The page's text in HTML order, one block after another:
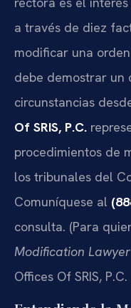
a través de diez
modificar una
debe demostrar un
circunstancias
Of SRIS, P.C.
procedimientos de
los tribunales del
Comuníquese al
consulta. (Para
Modification
Offices Of SRIS,